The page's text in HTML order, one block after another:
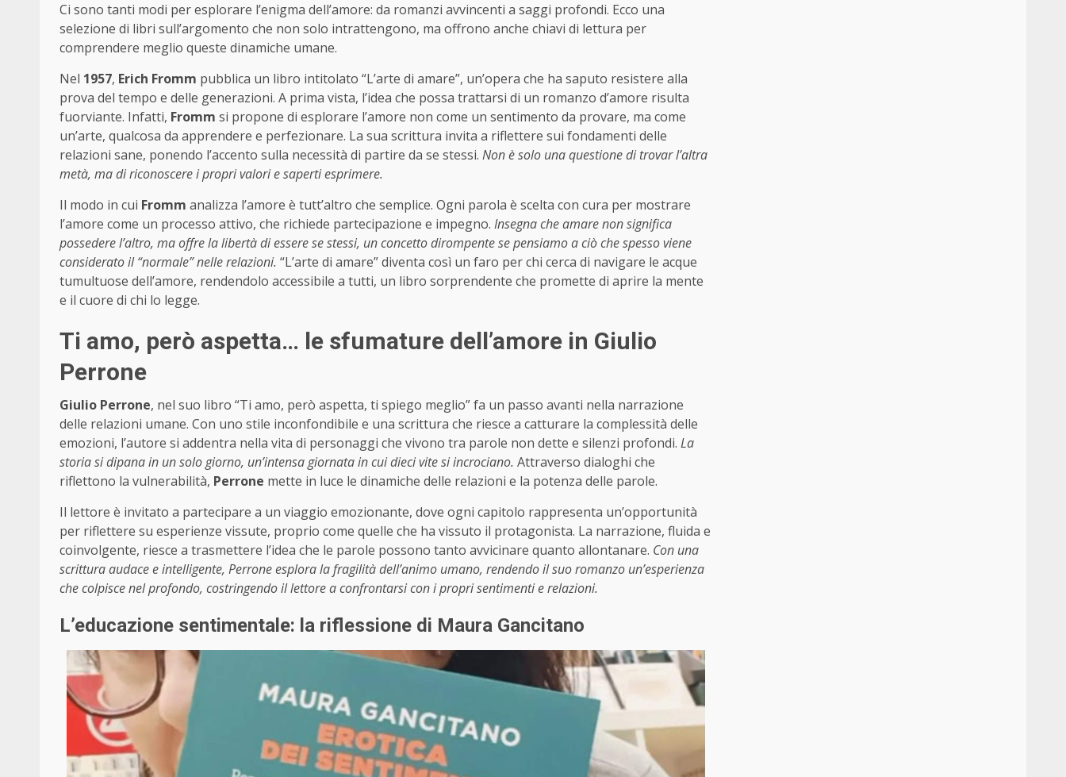
Ci sono tanti modi per esplorare l’enigma dell’amore: da romanzi avvincenti a saggi profondi. Ecco una
selezione di libri sull’argomento che non solo intrattengono, ma offrono anche chiavi di lettura per
comprendere meglio queste dinamiche umane.
Nel 1957, Erich Fromm pubblica un libro intitolato “L’arte di amare”, un’opera che ha saputo resistere alla
prova del tempo e delle generazioni. A prima vista, l’idea che possa trattarsi di un romanzo d’amore risulta
fuorviante. Infatti, Fromm si propone di esplorare l’amore non come un sentimento da provare, ma come
un’arte, qualcosa da apprendere e perfezionare. La sua scrittura invita a riflettere sui fondamenti delle
relazioni sane, ponendo l’accento sulla necessità di partire da se stessi. Non è solo una questione di trovar l’altra
metà, ma di riconoscere i propri valori e saperti esprimere.
Il modo in cui Fromm analizza l’amore è tutt’altro che semplice. Ogni parola è scelta con cura per mostrare
l’amore come un processo attivo, che richiede partecipazione e impegno. Insegna che amare non significa
possedere l’altro, ma offre la libertà di essere se stessi, un concetto dirompente se pensiamo a ciò che spesso viene
considerato il “normale” nelle relazioni. “L’arte di amare” diventa così un faro per chi cerca di navigare le acque
tumultuose dell’amore, rendendolo accessibile a tutti, un libro sorprendente che promette di aprire la mente
e il cuore di chi lo legge.
Ti amo, però aspetta… le sfumature dell’amore in Giulio
Perrone
Giulio Perrone, nel suo libro “Ti amo, però aspetta, ti spiego meglio” fa un passo avanti nella narrazione
delle relazioni umane. Con uno stile inconfondibile e una scrittura che riesce a catturare la complessità delle
emozioni, l’autore si addentra nella vita di personaggi che vivono tra parole non dette e silenzi profondi. La
storia si dipana in un solo giorno, un’intensa giornata in cui dieci vite si incrociano. Attraverso dialoghi che
riflettono la vulnerabilità, Perrone mette in luce le dinamiche delle relazioni e la potenza delle parole.
Il lettore è invitato a partecipare a un viaggio emozionante, dove ogni capitolo rappresenta un’opportunità
per riflettere su esperienze vissute, proprio come quelle che ha vissuto il protagonista. La narrazione, fluida e
coinvolgente, riesce a trasmettere l’idea che le parole possono tanto avvicinare quanto allontanare. Con una
scrittura audace e intelligente, Perrone esplora la fragilità dell’animo umano, rendendo il suo romanzo un’esperienza
che colpisce nel profondo, costringendo il lettore a confrontarsi con i propri sentimenti e relazioni.
L’educazione sentimentale: la riflessione di Maura Gancitano